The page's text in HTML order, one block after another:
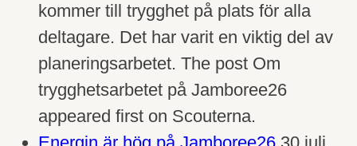
kommer till trygghet på plats för alla
deltagare. Det har varit en viktig del av
planeringsarbetet. The post Om
trygghetsarbetet på Jamboree26
appeared first on Scouterna.